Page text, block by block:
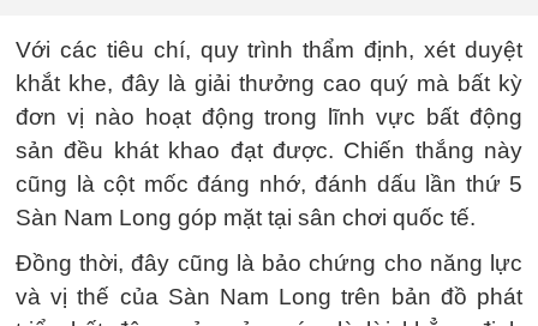
Với các tiêu chí, quy trình thẩm định, xét duyệt
khắt khe, đây là giải thưởng cao quý mà bất kỳ
đơn vị nào hoạt động trong lĩnh vực bất động
sản đều khát khao đạt được. Chiến thắng này
cũng là cột mốc đáng nhớ, đánh dấu lần thứ 5
Sàn Nam Long góp mặt tại sân chơi quốc tế.
Đồng thời, đây cũng là bảo chứng cho năng lực
và vị thế của Sàn Nam Long trên bản đồ phát